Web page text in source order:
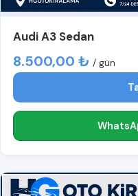
Audi A3 Sedan
8.500,00 ₺ / gün